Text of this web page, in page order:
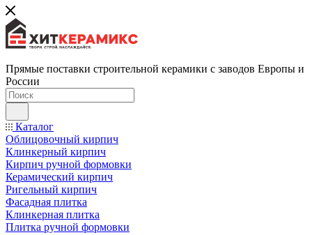
Прямые поставки строительной керамики с заводов Европы и
России
Каталог
Облицовочный кирпич
Клинкерный кирпич
Кирпич ручной формовки
Керамический кирпич
Ригельный кирпич
Фасадная плитка
Клинкерная плитка
Плитка ручной формовки